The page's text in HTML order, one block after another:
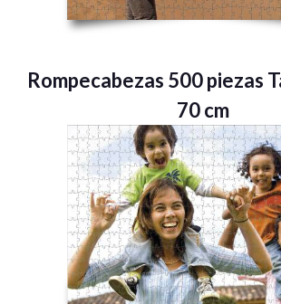
Rompecabezas 500 piezas
70 cm